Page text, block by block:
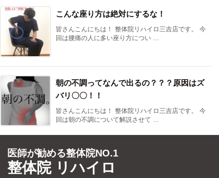
こんな座り方は絶対にするな！
皆さんこんにちは！ 整体院リハイロ三吉店です。 今
回は腰痛の人に多い座り方につい ...
朝の不調ってなんで出るの？？？原因はズ
バリ〇〇！！
皆さんこんにちは！ 整体院リハイロ三吉店です。 今
回は朝の不調について解説させて ...
医師が勧める整体院NO.1
整体院 リハイロ